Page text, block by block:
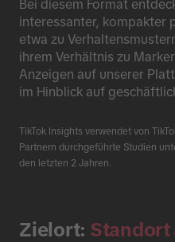
Bei diesem Format
interessanter, kompakter
etwa zu
ihrem Verhältnis zu
Anzeigen auf unserer
im Hinblick auf
TikTok Insights verwendet von
Partnern durchgeführte Studien
den letzten 2 Jahren.
Zielort: Standort